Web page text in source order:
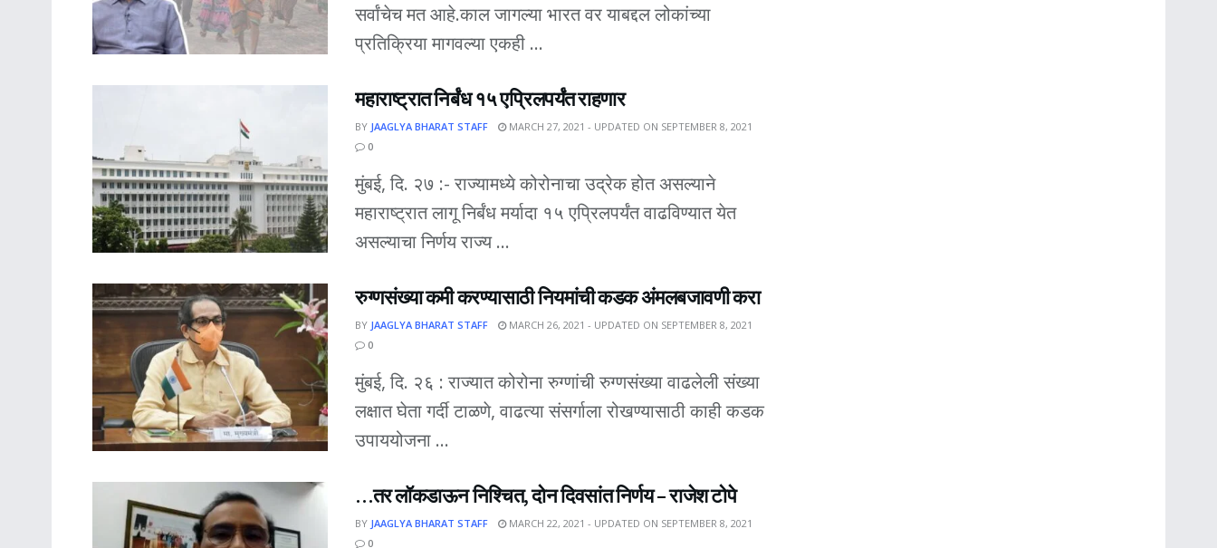
सर्वांचेच मत आहे.काल जागल्या भारत वर याबद्दल लोकांच्या
प्रतिक्रिया मागवल्या एकही ...
महाराष्ट्रात निर्बंध १५ एप्रिलपर्यंत राहणार
BY JAAGLYA BHARAT STAFF
MARCH 27, 2021 - UPDATED ON SEPTEMBER 8, 2021
0
मुंबई, दि. २७ :- राज्यामध्ये कोरोनाचा उद्रेक होत असल्याने
महाराष्ट्रात लागू निर्बंध मर्यादा १५ एप्रिलपर्यंत वाढविण्यात येत
असल्याचा निर्णय राज्य ...
रुग्णसंख्या कमी करण्यासाठी नियमांची कडक अंमलबजावणी करा
BY JAAGLYA BHARAT STAFF
MARCH 26, 2021 - UPDATED ON SEPTEMBER 8, 2021
0
मुंबई, दि. २६ : राज्यात कोरोना रुग्णांची रुग्णसंख्या वाढलेली संख्या
लक्षात घेता गर्दी टाळणे, वाढत्या संसर्गाला रोखण्यासाठी काही कडक
उपाययोजना ...
…तर लॉकडाऊन निश्चित, दोन दिवसांत निर्णय – राजेश टोपे
BY JAAGLYA BHARAT STAFF
MARCH 22, 2021 - UPDATED ON SEPTEMBER 8, 2021
0